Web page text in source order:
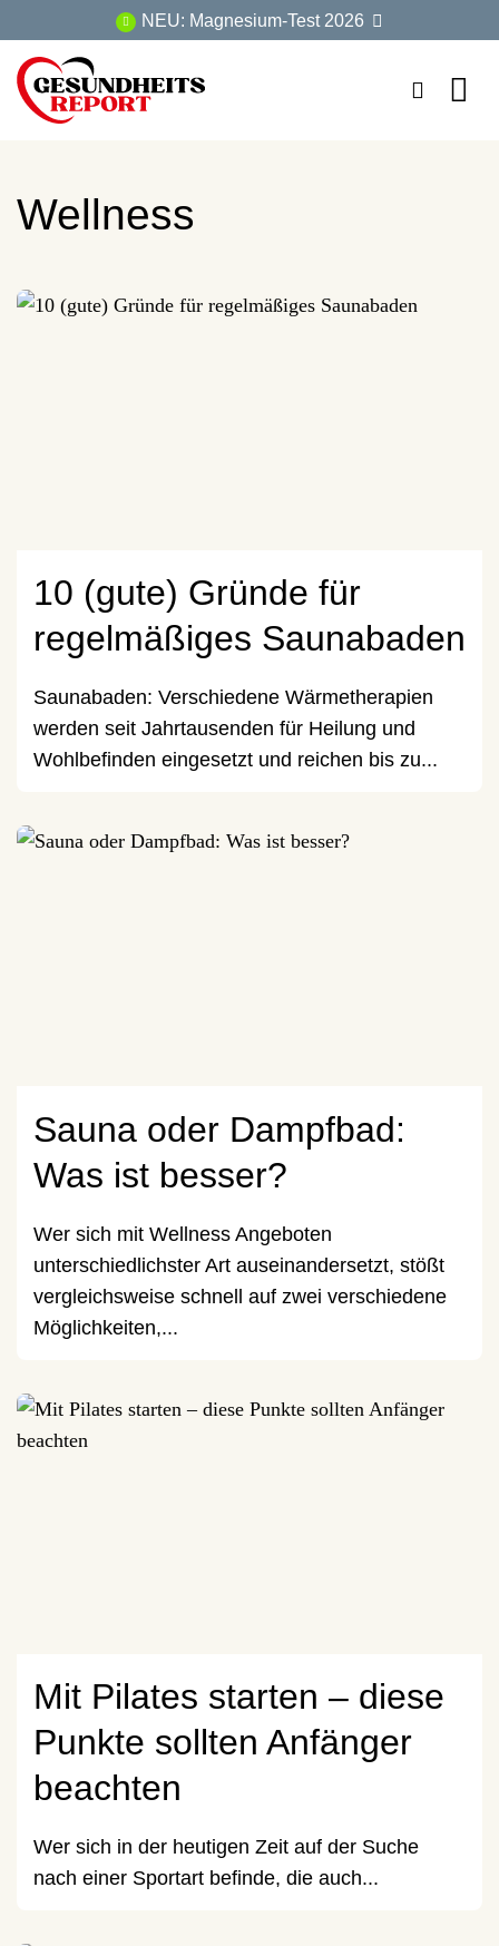
Inhalt
springen
NEU: Magnesium-Test 2026
Wellness
10 (gute) Gründe für
regelmäßiges Saunabaden
Saunabaden: Verschiedene Wärmetherapien
werden seit Jahrtausenden für Heilung und
Wohlbefinden eingesetzt und reichen bis zu...
Sauna oder Dampfbad:
Was ist besser?
Wer sich mit Wellness Angeboten
unterschiedlichster Art auseinandersetzt, stößt
vergleichsweise schnell auf zwei verschiedene
Möglichkeiten,...
Mit Pilates starten – diese
Punkte sollten Anfänger
beachten
Wer sich in der heutigen Zeit auf der Suche
nach einer Sportart befinde, die auch...